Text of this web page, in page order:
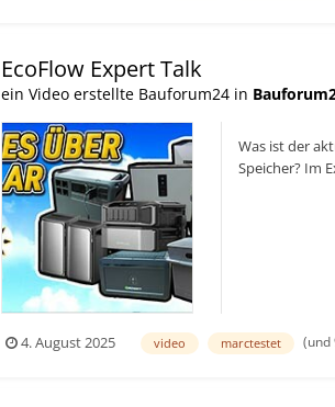
EcoFlow Expert Talk
ein Video erstellte Bauforum24 in
Was ist der
Speicher? Im
4. August 2025 video marctestet (und